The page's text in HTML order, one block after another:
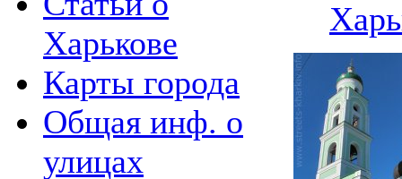
Харькове
Карты города
Общая инф. о
улицах